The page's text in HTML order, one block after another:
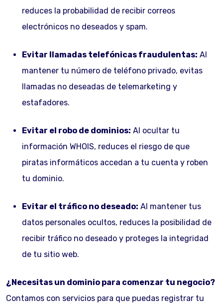
reduces la probabilidad de recibir correos
electrónicos no deseados y spam.
Evitar llamadas telefónicas fraudulentas: Al
mantener tu número de teléfono privado, evitas
llamadas no deseadas de telemarketing y
estafadores.
Evitar el robo de dominios: Al ocultar tu
información WHOIS, reduces el riesgo de que
piratas informáticos accedan a tu cuenta y roben
tu dominio.
Evitar el tráfico no deseado: Al mantener tus
datos personales ocultos, reduces la posibilidad de
recibir tráfico no deseado y proteges la integridad
de tu sitio web.
¿Necesitas un dominio para comenzar tu negocio?
Contamos con servicios para que puedas registrar tu